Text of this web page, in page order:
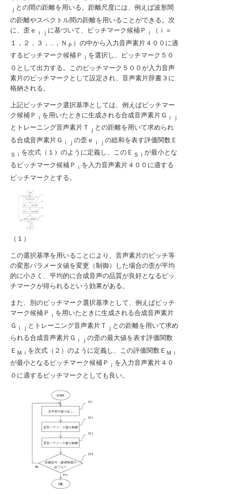
ｊ との間の距離を用いる。距離尺度には、例えば波形間
の距離やスペクトル間の距離を用いることができる。次
に、歪ｅ
ｉｊ に基づいて、ピッチマーク候補Ｐ ｉ
（ｉ＝
１，２，３，…，Ｎ Ｐ ）の中から入力音声素片４００に適
するピッチマーク候補Ｐ
ｉ を選択し、ピッチマーク５０
０として出力する。このピッチマーク５００が入力音声
素片のピッチマークとして設定され、音声素片辞書３に
格納される。
上記ピッチマーク選択基準としては、例えばピッチマー
ク候補Ｐ
ｉ を用いたときに生成される合成音声素片Ｇ ｉｊ
とトレーニング音声素片Ｔ ｊ との距離を用いて求められ
る合成音声素片Ｇ
ｉｊ の歪ｅ ｉｊ の総和を表す評価関数Ｅ
Ｓｉ を次式（１）のように定義し、このＥ Ｓｉ が最小とな
るピッチマーク候補Ｐ
ｉ を入力音声素片４００に適する
ピッチマークとする。
（１）
この選択基準を用いることにより、音声素片のピッチ等
の変形パラメータ値を変更（制御）した場合の歪が平均
的に小さく、平均的に合成音声の品質が良好となるピッ
チマークが得られるという効果がある。
また、別のピッチマーク選択基準として、例えばピッチ
マーク候補Ｐ
ｉ を用いたときに生成される合成音声素片
Ｇ
ｉｊ とトレーニング音声素片Ｔ ｊ との距離を用いて求め
られる合成音声素片Ｇ
ｉｊ の歪の最大値を表す評価関数
Ｅ Ｍｉ を次式（２）のように定義し、この評価関数Ｅ Ｍｉ
が最小となるピッチマーク候補Ｐ ｉ を入力音声素片４０
０に適するピッチマークとしても良い。